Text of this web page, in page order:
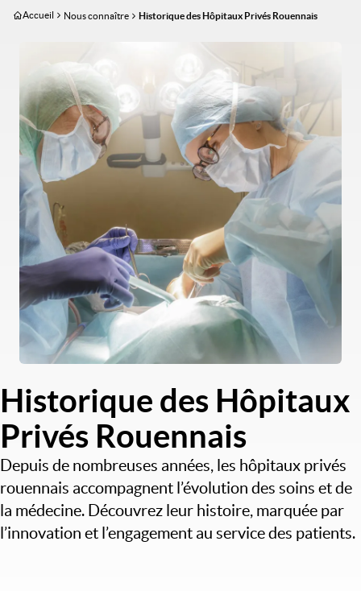
AllerAccueil Nous connaître Historique des Hôpitaux Privés Rouennais
Historique des Hôpitaux
Privés Rouennais
Depuis de nombreuses années, les hôpitaux privés
rouennais accompagnent l’évolution des soins et de
la médecine. Découvrez leur histoire, marquée par
l’innovation et l’engagement au service des patients.